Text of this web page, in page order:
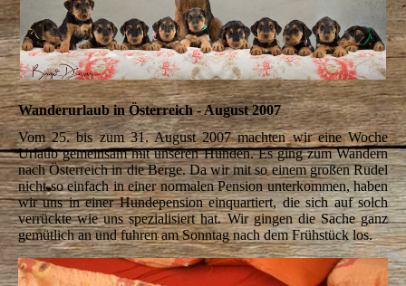
Wanderurlaub in Österreich - August 2007
Vom 25. bis zum 31. August 2007 machten wir eine Woche
Urlaub gemeinsam mit unseren Hunden. Es ging zum Wandern
nach Österreich in die Berge. Da wir mit so einem großen Rudel
nicht so einfach in einer normalen Pension unterkommen, haben
wir uns in einer Hundepension einquartiert, die sich auf solch
verrückte wie uns spezialisiert hat. Wir gingen die Sache ganz
gemütlich an und fuhren am Sonntag nach dem Frühstück los.